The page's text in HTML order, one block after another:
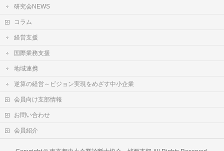
研究会NEWS
コラム
経営支援
国際業務支援
地域連携
逆算の経営～ビジョン実現をめざす中小企業
会員向け支部情報
お問い合わせ
会員紹介